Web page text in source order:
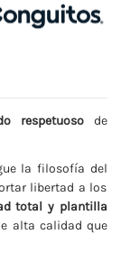
respetuoso de
la filosofía del
libertad a los
total y plantilla
alta calidad que